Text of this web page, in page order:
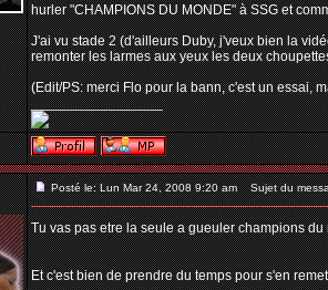
hurler "CHAMPIONS DU MONDE" à SSG et
J'ai vu stade 2 (d'ailleurs Duby, j'veux bien la
remonter les larmes aux yeux les deux
(Edit/PS: merci Flo pour la bann, c'est un essai,
_________________
Posté le: Lun Mar 24, 2008 9:20 am Sujet du
Tu vas pas etre la seule a gueuler champions
Et c'est bien de prendre du temps pour s'en